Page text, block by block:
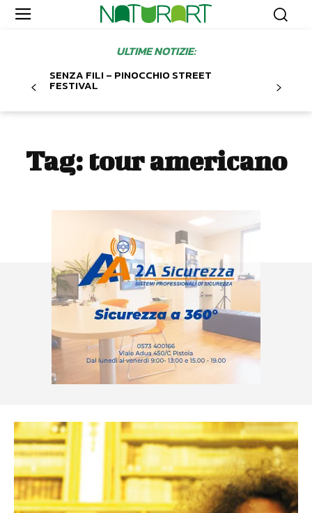
ULTIME NOTIZIE:
SENZA FILI – PINOCCHIO STREET
FESTIVAL
Tag: tour americano